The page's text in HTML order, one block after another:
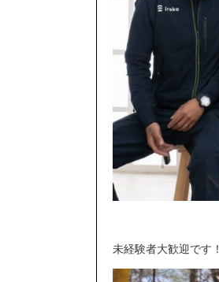
未経験者大歓迎です！